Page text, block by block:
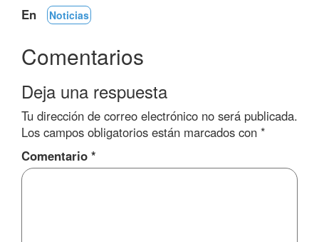
En
Noticias
Comentarios
Deja una respuesta
Tu dirección de correo electrónico no será publicada.
Los campos obligatorios están marcados con *
Comentario *